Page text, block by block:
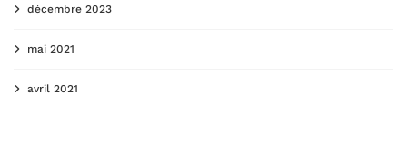
décembre 2023
mai 2021
avril 2021